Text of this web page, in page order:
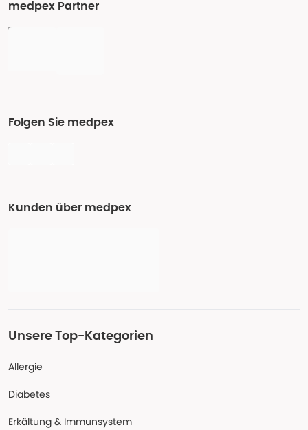
medpex Partner
Folgen Sie medpex
Kunden über medpex
Unsere Top-Kategorien
Allergie
Diabetes
Erkältung & Immunsystem